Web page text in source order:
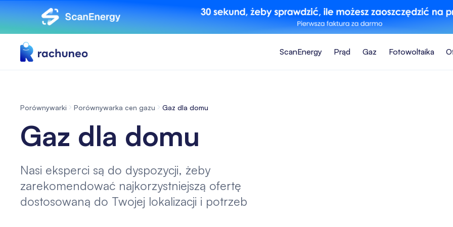
ScanEnergy Prąd Gaz Fotowoltaika
Porównywarki Porównywarka cen gazu Gaz dla domu
Gaz dla domu
Nasi eksperci są do dyspozycji, żeby
zarekomendować najkorzystniejszą ofertę
dostosowaną do Twojej lokalizacji i potrzeb